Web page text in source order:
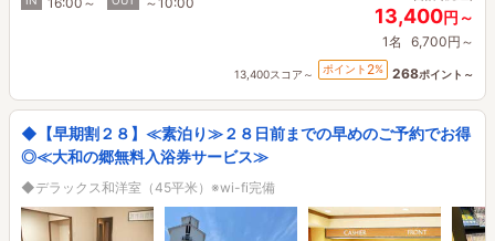
13,400円～
1名 6,700円～
13,400スコア～ ポイント 2% 268ポイント～
◆【早期割２８】≪素泊り≫２８日前までの早めのご予約でお得
◎≪大和の郷無料入浴券サービス≫
◆デラックス和洋室（45平米）※wi-fi完備